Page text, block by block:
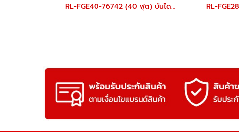
RL-FGE40-76742 (40 ฟุต) บันไดไฟเบอร์กลาส สไลด์เลื่อน 2 ตอน RL-FGE